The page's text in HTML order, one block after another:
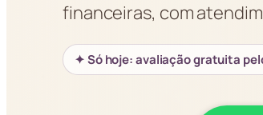
financeiras, com
✦ Só hoje: avaliação gratuita